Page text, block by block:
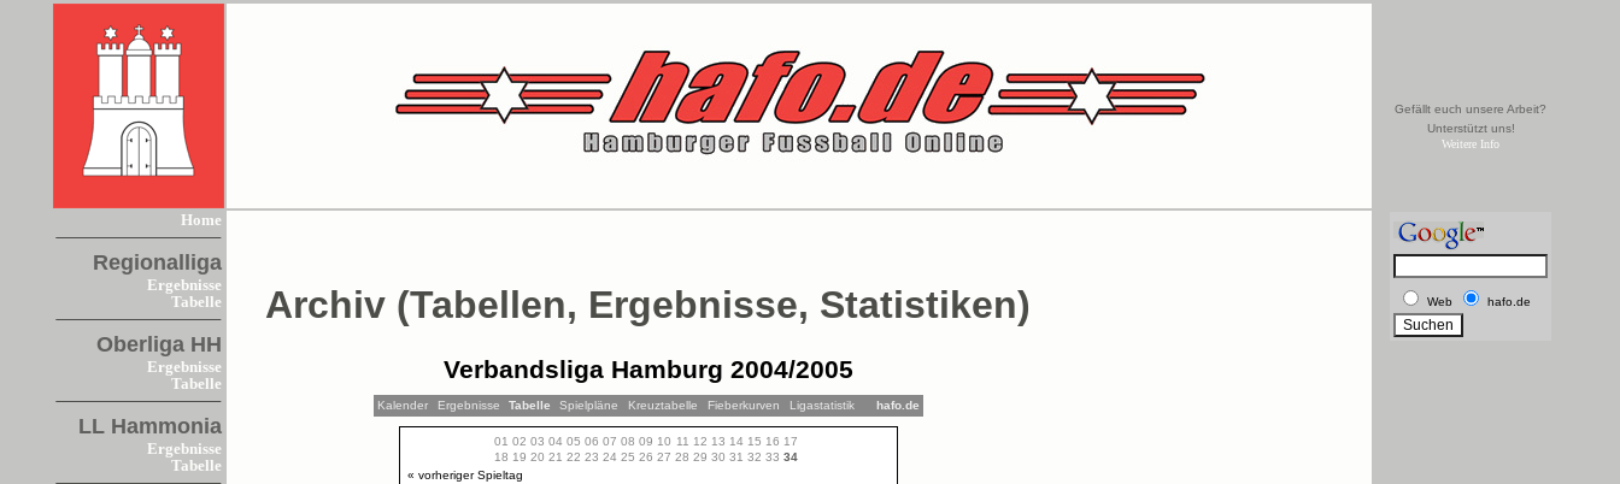
Gefällt euch unsere Arbeit?
Unterstützt uns!
Weitere Info
Home
Regionalliga
Ergebnisse
Tabelle
Oberliga HH
Ergebnisse
Tabelle
LL Hammonia
Ergebnisse
Tabelle
Archiv (Tabellen, Ergebnisse, Statistiken)
Verbandsliga Hamburg 2004/2005
Kalender Ergebnisse Tabelle Spielpläne Kreuztabelle Fieberkurven Ligastatistik hafo.de
01 02 03 04 05 06 07 08 09 10 11 12 13 14 15 16 17
18 19 20 21 22 23 24 25 26 27 28 29 30 31 32 33 34
« vorheriger Spieltag
Web hafo.de